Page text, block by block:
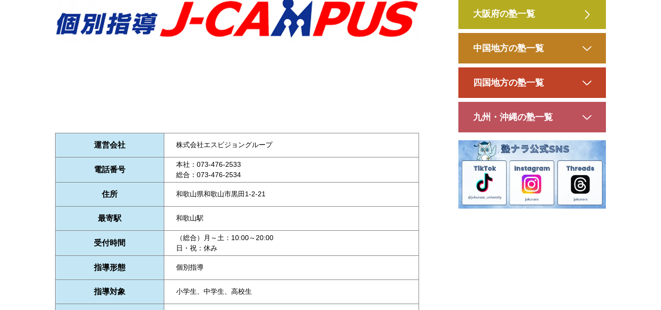
運営会社 株式会社エスビジョングループ
電話番号
本社：073-476-2533
総合：073-476-2534
住所 和歌山県和歌山市黒田1-2-21
最寄駅 和歌山駅
受付時間
（総合）月～土：10:00～20:00
日・祝：休み
指導形態 個別指導
指導対象 小学生、中学生、高校生
大阪府の塾一覧
中国地方の塾一覧
四国地方の塾一覧
九州・沖縄の塾一覧